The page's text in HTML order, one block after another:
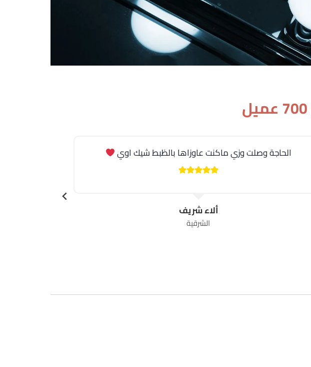
700 عميل
الحاجة وصلت وزي ماكنت عاوزاها بالظبط شيك اوي
ألاء شريف
الشرقية